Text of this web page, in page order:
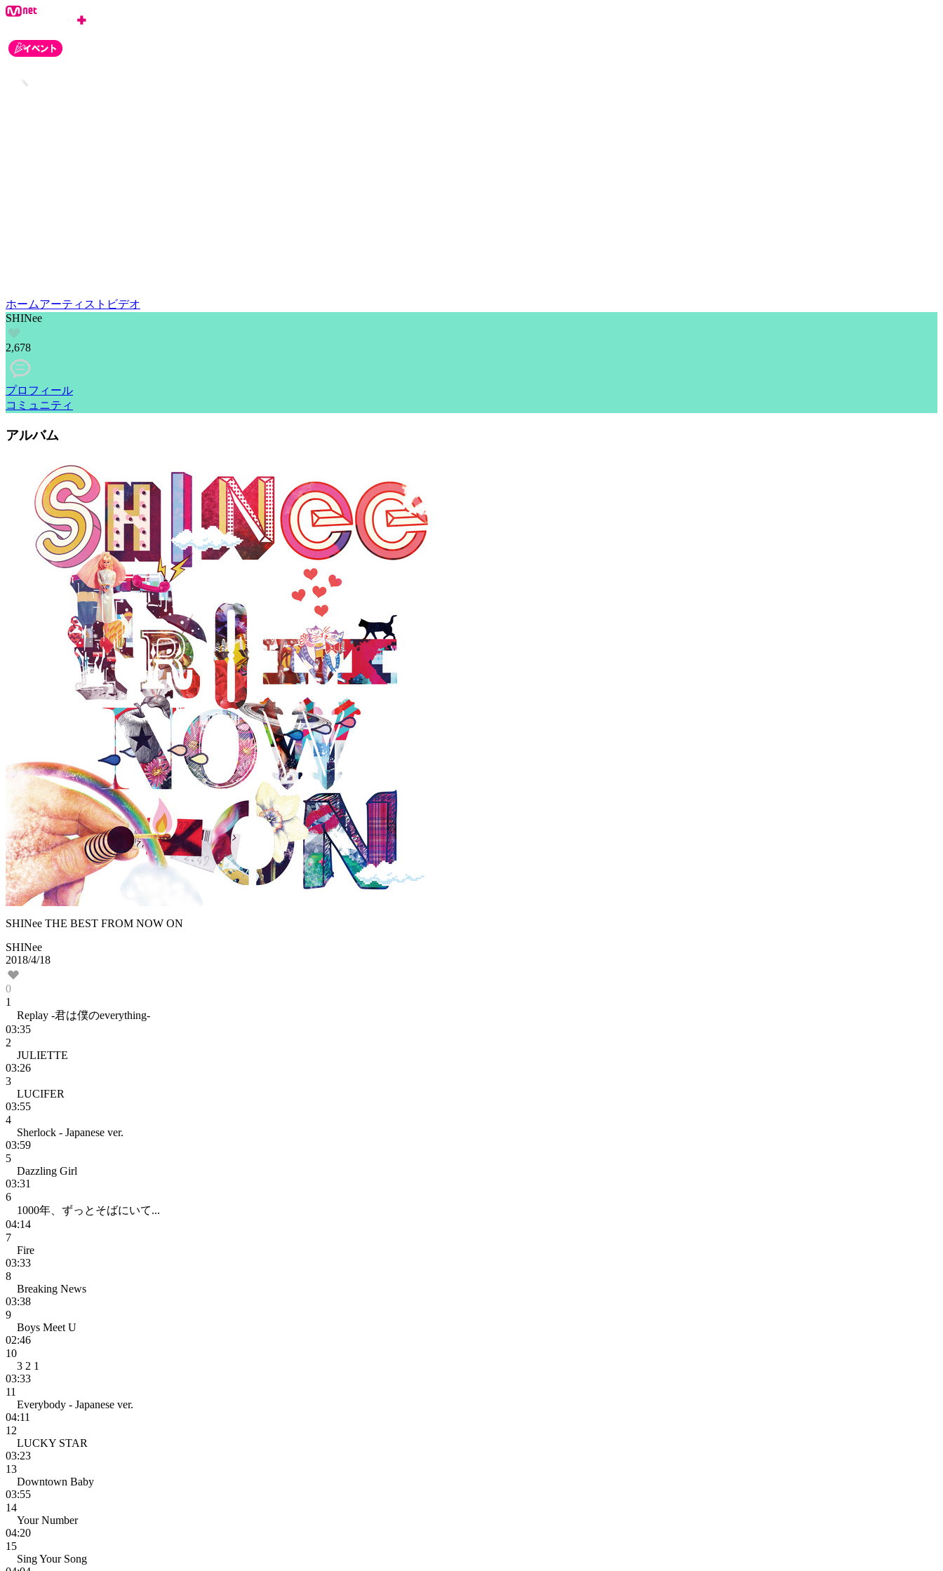
ホームアーティスト ビデオ
SHINee
2,678
プロフィール
コミュニティ
アルバム
SHINee THE BEST FROM NOW ON
SHINee
2018/4/18
0
1
Replay -君は僕のeverything-
03:35
2
JULIETTE
03:26
3
LUCIFER
03:55
4
Sherlock - Japanese ver.
03:59
5
Dazzling Girl
03:31
6
1000年、ずっとそばにいて...
04:14
7
Fire
03:33
8
Breaking News
03:38
9
Boys Meet U
02:46
10
3 2 1
03:33
11
Everybody - Japanese ver.
04:11
12
LUCKY STAR
03:23
13
Downtown Baby
03:55
14
Your Number
04:20
15
Sing Your Song